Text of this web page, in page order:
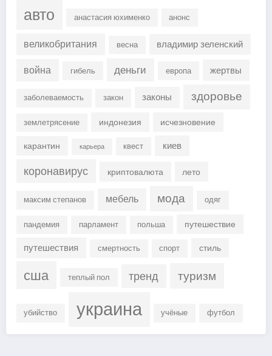
авто анастасия юхименко анонс
великобритания весна владимир зеленский
война гибель деньги европа жертвы
заболеваемость закон законы здоровье
землетрясение индонезия
исчезновение
карантин
карьера квест киев
коронавирус криптовалюта лето
максим степанов мебель мода одяг
пандемия парламент польша путешествие
путешествия смертность спорт стиль
сша теплый пол тренд туризм
убийство украина учёные футбол